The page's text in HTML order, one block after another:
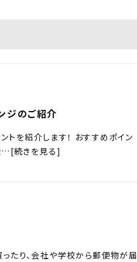
ジのご紹介
を紹介します！ おすすめポイン
…[続きを見る]
たり、会社や学校から郵便物が届